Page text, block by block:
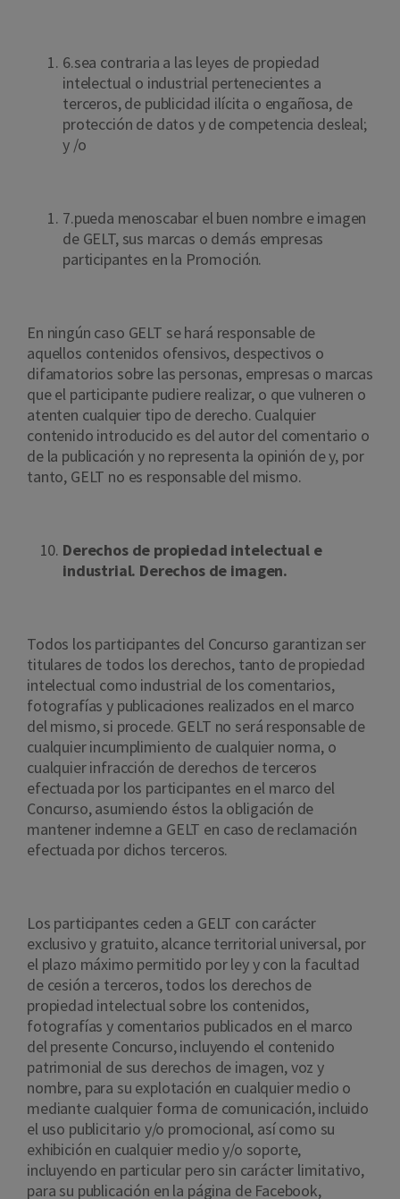
6.sea contraria a las leyes de propiedad
intelectual o industrial pertenecientes a
terceros, de publicidad ilícita o engañosa, de
protección de datos y de competencia desleal;
y /o
7.pueda menoscabar el buen nombre e imagen
de GELT, sus marcas o demás empresas
participantes en la Promoción.
En ningún caso GELT se hará responsable de
aquellos contenidos ofensivos, despectivos o
difamatorios sobre las personas, empresas o marcas
que el participante pudiere realizar, o que vulneren o
atenten cualquier tipo de derecho. Cualquier
contenido introducido es del autor del comentario o
de la publicación y no representa la opinión de y, por
tanto, GELT no es responsable del mismo.
Derechos de propiedad intelectual e
industrial. Derechos de imagen.
Todos los participantes del Concurso garantizan ser
titulares de todos los derechos, tanto de propiedad
intelectual como industrial de los comentarios,
fotografías y publicaciones realizados en el marco
del mismo, si procede. GELT no será responsable de
cualquier incumplimiento de cualquier norma, o
cualquier infracción de derechos de terceros
efectuada por los participantes en el marco del
Concurso, asumiendo éstos la obligación de
mantener indemne a GELT en caso de reclamación
efectuada por dichos terceros.
Los participantes ceden a GELT con carácter
exclusivo y gratuito, alcance territorial universal, por
el plazo máximo permitido por ley y con la facultad
de cesión a terceros, todos los derechos de
propiedad intelectual sobre los contenidos,
fotografías y comentarios publicados en el marco
del presente Concurso, incluyendo el contenido
patrimonial de sus derechos de imagen, voz y
nombre, para su explotación en cualquier medio o
mediante cualquier forma de comunicación, incluido
el uso publicitario y/o promocional, así como su
exhibición en cualquier medio y/o soporte,
incluyendo en particular pero sin carácter limitativo,
para su publicación en la página de Facebook,